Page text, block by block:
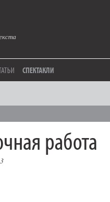
СПЕКТАКЛИ
работа